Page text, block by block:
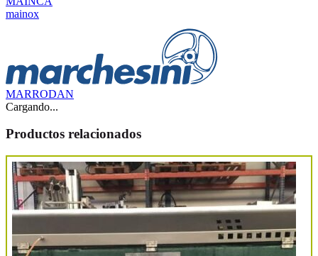
mainox
MARRODAN
Cargando...
Productos relacionados